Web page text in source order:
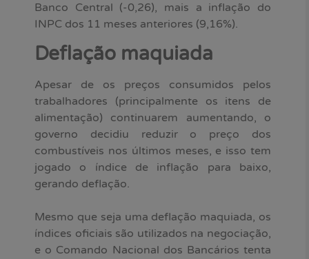
Banco Central (-0,26), mais a inflação do
INPC dos 11 meses anteriores (9,16%).
Deflação maquiada
Apesar de os preços consumidos pelos
trabalhadores (principalmente os itens de
alimentação) continuarem aumentando, o
governo decidiu reduzir o preço dos
combustíveis nos últimos meses, e isso tem
jogado o índice de inflação para baixo,
gerando deflação.
Mesmo que seja uma deflação maquiada, os
índices oficiais são utilizados na negociação,
e o Comando Nacional dos Bancários tenta